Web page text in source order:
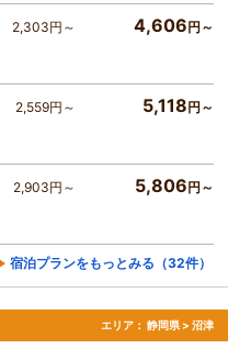
2,303円～ 4,606円～
2,559円～ 5,118円～
2,903円～ 5,806円～
宿泊プランをもっとみる（32件）
エリア： 静岡県 > 沼津